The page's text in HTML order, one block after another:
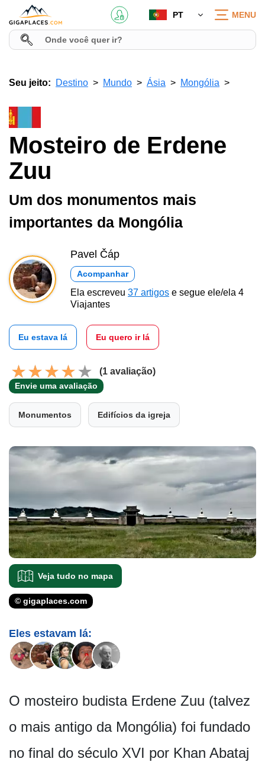
PT MENU
Seu jeito: Destino Mundo Ásia Mongólia
Mosteiro de Erdene
Zuu
Um dos monumentos mais
importantes da Mongólia
Pavel Čáp
Acompanhar
Ela escreveu 37 artigos e segue ele/ela 4
Viajantes
Eu estava lá Eu quero ir lá
(1 avaliação)
Envie uma avaliação
Monumentos Edifícios da igreja
Veja tudo no mapa
© gigaplaces.com
Eles estavam lá:
O mosteiro budista Erdene Zuu (talvez
o mais antigo da Mongólia) foi fundado
no final do século XVI por Khan Abataj